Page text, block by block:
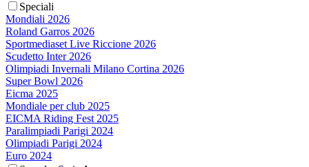
Speciali
Mondiali 2026
Roland Garros 2026
Sportmediaset Live Riccione 2026
Scudetto Inter 2026
Olimpiadi Invernali Milano Cortina 2026
Super Bowl 2026
Eicma 2025
Mondiale per club 2025
EICMA Riding Fest 2025
Paralimpiadi Parigi 2024
Olimpiadi Parigi 2024
Euro 2024